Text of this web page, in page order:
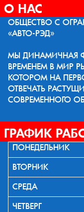
О НАС
ОБЩЕСТВО С
«АВТО-РЭД»
МЫ ДИНАМИЧНАЯ
ВРЕМЕНЕМ В МИР
КОТОРОМ НА
ОТВЕЧАТЬ
СОВРЕМЕННОГО
ГРАФИК
ПОНЕДЕЛЬНИК
ВТОРНИК
СРЕДА
ЧЕТВЕРГ